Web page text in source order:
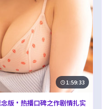
1:59:33
版·热播口碑之作剧情扎实